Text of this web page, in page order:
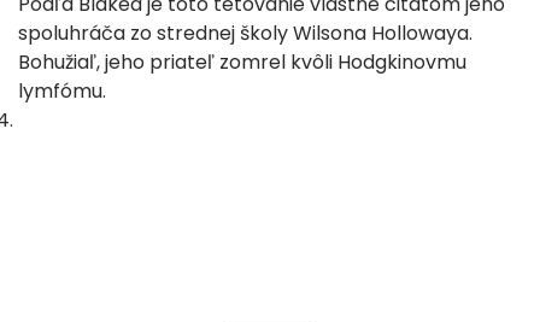
spoluhráča zo strednej školy Wilsona Hollowaya.
Bohužiaľ, jeho priateľ zomrel kvôli Hodgkinovmu
lymfómu.